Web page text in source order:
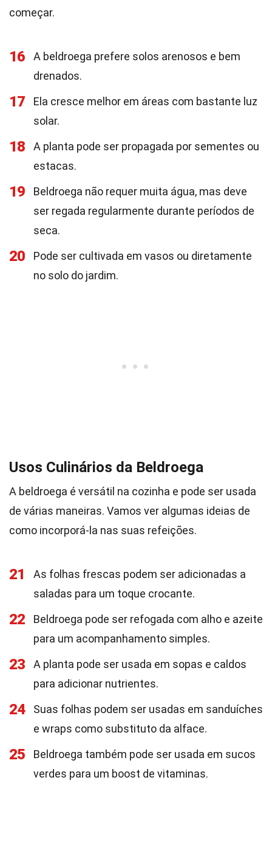
começar.
16
A beldroega prefere solos arenosos e bem
drenados.
17
Ela cresce melhor em áreas com bastante luz
solar.
18
A planta pode ser propagada por sementes ou
estacas.
19
Beldroega não requer muita água, mas deve
ser regada regularmente durante períodos de
seca.
20
Pode ser cultivada em vasos ou diretamente
no solo do jardim.
Usos Culinários da Beldroega
A beldroega é versátil na cozinha e pode ser usada
de várias maneiras. Vamos ver algumas ideias de
como incorporá-la nas suas refeições.
21
As folhas frescas podem ser adicionadas a
saladas para um toque crocante.
22
Beldroega pode ser refogada com alho e azeite
para um acompanhamento simples.
23
A planta pode ser usada em sopas e caldos
para adicionar nutrientes.
24
Suas folhas podem ser usadas em sanduíches
e wraps como substituto da alface.
25
Beldroega também pode ser usada em sucos
verdes para um boost de vitaminas.